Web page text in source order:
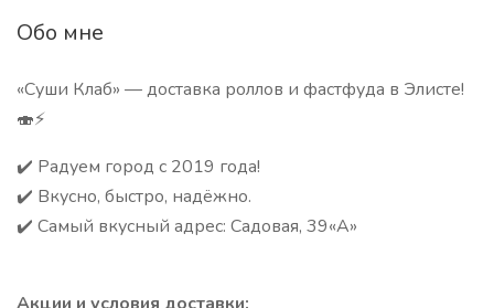
Обо мне
«Суши Клаб» — доставка роллов и фастфуда в Элисте!
🍣⚡️
✔️ Радуем город с 2019 года!
✔️ Вкусно, быстро, надёжно.
✔️ Самый вкусный адрес: Садовая, 39«А»